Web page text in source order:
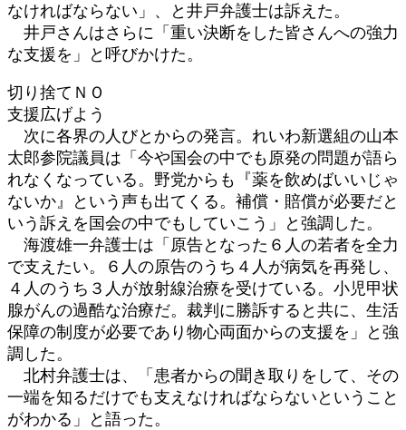
なければならない」、と井戸弁護士は訴えた。
井戸さんはさらに「重い決断をした皆さんへの強力
な支援を」と呼びかけた。
切り捨てＮＯ
支援広げよう
次に各界の人びとからの発言。れいわ新選組の山本
太郎参院議員は「今や国会の中でも原発の問題が語ら
れなくなっている。野党からも『薬を飲めばいいじゃ
ないか』という声も出てくる。補償・賠償が必要だと
いう訴えを国会の中でもしていこう」と強調した。
海渡雄一弁護士は「原告となった６人の若者を全力
で支えたい。６人の原告のうち４人が病気を再発し、
４人のうち３人が放射線治療を受けている。小児甲状
腺がんの過酷な治療だ。裁判に勝訴すると共に、生活
保障の制度が必要であり物心両面からの支援を」と強
調した。
北村弁護士は、「患者からの聞き取りをして、その
一端を知るだけでも支えなければならないということ
がわかる」と語った。